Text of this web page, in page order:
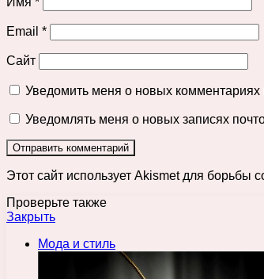
Email *
Сайт
Уведомить меня о новых комментариях
Уведомлять меня о новых записях
Этот сайт использует Akismet для борьбы
Проверьте также
Закрыть
Мода и стиль